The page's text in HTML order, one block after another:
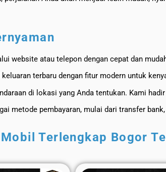
website atau telepon dengan cepat dan
terbaru dengan fitur modern untuk
di lokasi yang Anda tentukan. Kami
metode pembayaran, mulai dari transfer
Terlengkap Bogor